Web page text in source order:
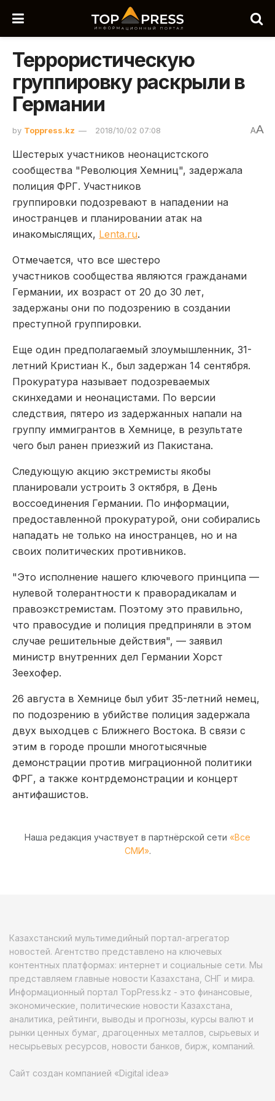
Террористическую
группировку раскрыли в
Германии
by Toppress.kz 2018/10/02 07:08 AA
Шестерых участников неонацистского
сообщества "Революция Хемниц", задержала
полиция ФРГ. Участников
группировки подозревают в нападении на
иностранцев и планировании атак на
инакомыслящих, Lenta.ru.
Отмечается, что все шестеро
участников сообщества являются гражданами
Германии, их возраст от 20 до 30 лет,
задержаны они по подозрению в создании
преступной группировки.
Еще один предполагаемый злоумышленник, 31-
летний Кристиан К., был задержан 14 сентября.
Прокуратура называет подозреваемых
скинхедами и неонацистами. По версии
следствия, пятеро из задержанных напали на
группу иммигрантов в Хемнице, в результате
чего был ранен приезжий из Пакистана.
Следующую акцию экстремисты якобы
планировали устроить 3 октября, в День
воссоединения Германии. По информации,
предоставленной прокуратурой, они собирались
нападать не только на иностранцев, но и на
своих политических противников.
"Это исполнение нашего ключевого принципа —
нулевой толерантности к праворадикалам и
правоэкстремистам. Поэтому это правильно,
что правосудие и полиция предприняли в этом
случае решительные действия", — заявил
министр внутренних дел Германии Хорст
Зеехофер.
26 августа в Хемнице был убит 35-летний немец,
по подозрению в убийстве полиция задержала
двух выходцев с Ближнего Востока. В связи с
этим в городе прошли многотысячные
демонстрации против миграционной политики
ФРГ, а также контрдемонстрации и концерт
антифашистов.
Наша редакция участвует в партнёрской сети «Все
СМИ».
Казахстанский мультимедийный портал-агрегатор
новостей. Агентство представлено на ключевых
контентных платформах: интернет и социальные сети. Мы
представляем главные новости Казахстана, СНГ и мира.
Информационный портал TopPress.kz - это финансовые,
экономические, политические новости Казахстана,
аналитика, рейтинги, выводы и прогнозы, курсы валют и
рынки ценных бумаг, драгоценных металлов, сырьевых и
несырьевых ресурсов, новости банков, бирж, компаний.
Сайт создан компанией «Digital idea»